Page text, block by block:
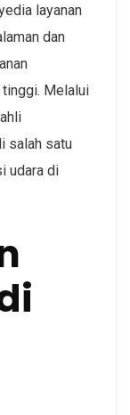
layanan
dan
Melalui
salah satu
udara di